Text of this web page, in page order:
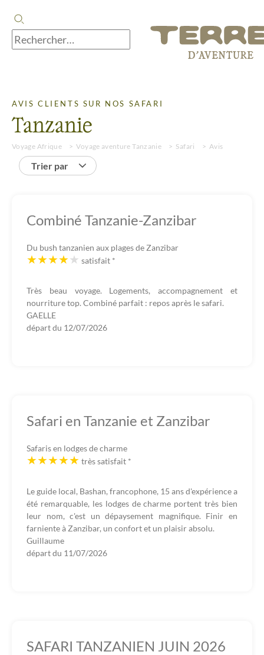
AVIS CLIENTS SUR NOS SAFARI
Tanzanie
Voyage Afrique Voyage aventure Tanzanie Safari Avis
Trier par
Combiné Tanzanie-Zanzibar
Du bush tanzanien aux plages de Zanzibar
satisfait *
Très beau voyage. Logements, accompagnement et
nourriture top. Combiné parfait : repos après le safari.
GAELLE
départ du 12/07/2026
Safari en Tanzanie et Zanzibar
Safaris en lodges de charme
très satisfait *
Le guide local, Bashan, francophone, 15 ans d'expérience a
été remarquable, les lodges de charme portent très bien
leur nom, c'est un dépaysement magnifique. Finir en
farniente à Zanzibar, un confort et un plaisir absolu.
Guillaume
départ du 11/07/2026
SAFARI TANZANIEN JUIN 2026